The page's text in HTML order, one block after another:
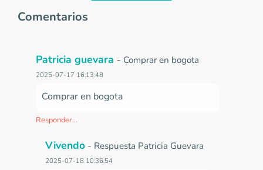
Comentarios
Patricia guevara - Comprar en bogota
2025-07-17 16:13:48
Comprar en bogota
Responder...
Vivendo - Respuesta Patricia Guevara
2025-07-18 10:36:54